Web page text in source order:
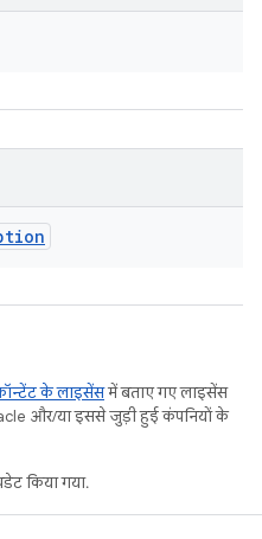
के लाइसेंसमें बताए गए लाइसेंस
और/या इससे जुड़ी हुई कंपनियों के
किया गया.